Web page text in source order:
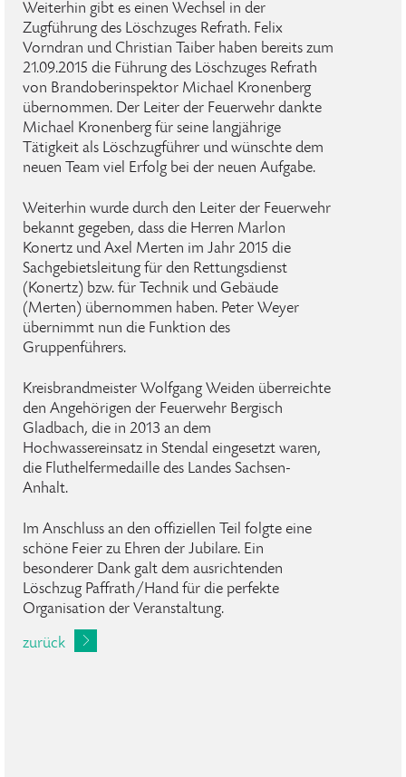
Weiterhin gibt es einen Wechsel in der
Zugführung des Löschzuges Refrath. Felix
Vorndran und Christian Taiber haben bereits zum
21.09.2015 die Führung des Löschzuges Refrath
von Brandoberinspektor Michael Kronenberg
übernommen. Der Leiter der Feuerwehr dankte
Michael Kronenberg für seine langjährige
Tätigkeit als Löschzugführer und wünschte dem
neuen Team viel Erfolg bei der neuen Aufgabe.
Weiterhin wurde durch den Leiter der Feuerwehr
bekannt gegeben, dass die Herren Marlon
Konertz und Axel Merten im Jahr 2015 die
Sachgebietsleitung für den Rettungsdienst
(Konertz) bzw. für Technik und Gebäude
(Merten) übernommen haben. Peter Weyer
übernimmt nun die Funktion des
Gruppenführers.
Kreisbrandmeister Wolfgang Weiden überreichte
den Angehörigen der Feuerwehr Bergisch
Gladbach, die in 2013 an dem
Hochwassereinsatz in Stendal eingesetzt waren,
die Fluthelfermedaille des Landes Sachsen-
Anhalt.
Im Anschluss an den offiziellen Teil folgte eine
schöne Feier zu Ehren der Jubilare. Ein
besonderer Dank galt dem ausrichtenden
Löschzug Paffrath/Hand für die perfekte
Organisation der Veranstaltung.
zurück